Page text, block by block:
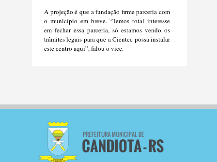
A projeção é que a fundação firme parceria com
o município em breve. “Temos total interesse
em fechar essa parceria, só estamos vendo os
trâmites legais para que a Cientec possa instalar
este centro aqui”, falou o vice.